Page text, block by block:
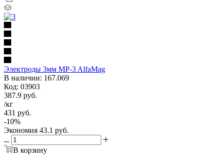
Электроды 3мм MP-3 AlfaMag
В наличии: 167.069
Код: 03903
387.9 руб.
/кг
431 руб.
-10%
Экономия 43.1 руб.
В корзину